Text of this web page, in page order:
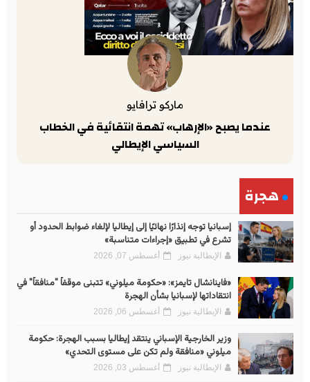
ماركو ترافايو
عندما يصبح «الإرهاب» تهمة انتقائية في الخطاب
السياسي الإيطالي
هجرة
إسبانيا توجه إنذارًا نهائيًا إلى إيطاليا لإلغاء ضوابط الحدود أو
تشرع في تطبيق «إجراءات متناسبة»
الإيطالية نيوز أغسطس 07, 2026
«فاينانشال تايمز»: «حكومة ميلوني» تتبنى موقفاً "منافقاً" في
انتقاداتها لإسبانيا بشأن الهجرة
الإيطالية نيوز أغسطس 06, 2026
وزير الخارجية الإسباني ينتقد إيطاليا بسبب الهجرة: حكومة
ميلوني «منافقة ولم تكن على مستوى التحدي»
الإيطالية نيوز أغسطس 03, 2026